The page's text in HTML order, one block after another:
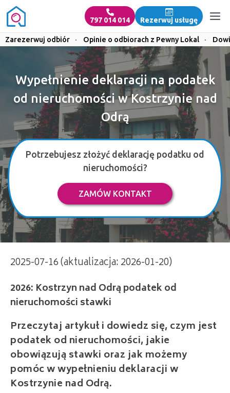
797 014 014 Rezerwuj usługę
Zarezerwuj odbiór · Opinie o odbiorach z Pewny Lokal ·
Wypełnienie deklaracji na podatek
od nieruchomości w Kostrzynie nad
Odrą
Potrzebujesz złożyć deklarację podatku od
nieruchomości?
ZAMÓW KONTAKT
2025-07-16 (aktualizacja: 2026-01-20)
2026: Kostrzyn nad Odrą podatek od
Przeczytaj artykuł i dowiedz się, czym jest
podatek od nieruchomości, jakie
obowiązują stawki oraz jak możemy
pomóc w wypełnieniu deklaracji w
Kostrzynie nad Odrą.